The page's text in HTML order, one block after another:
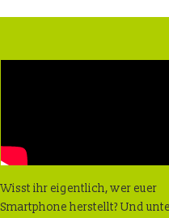
Wisst ihr eigentlich, wer euer
Smartphone herstellt? Und